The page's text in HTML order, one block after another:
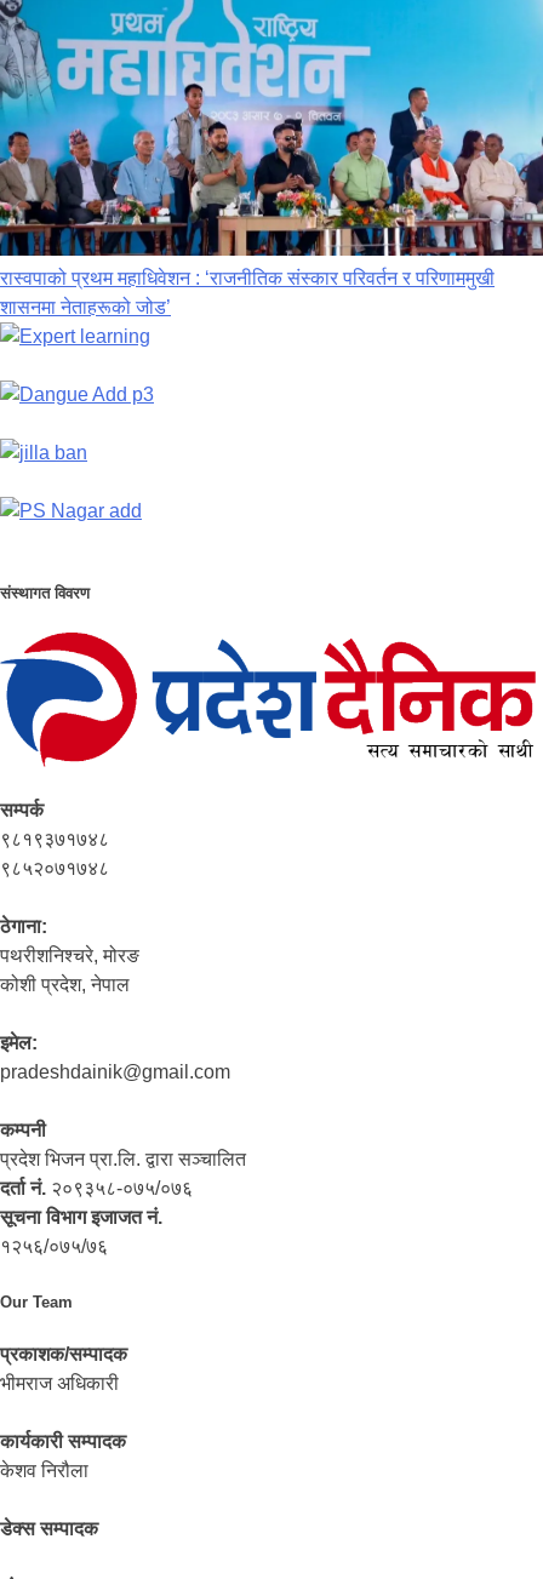
रास्वपाको प्रथम महाधिवेशन : ‘राजनीतिक संस्कार परिवर्तन र परिणाममुखी
शासनमा नेताहरूको जोड’
संस्थागत विवरण
सम्पर्क
९८१९३७१७४८
९८५२०७१७४८
ठेगाना:
पथरीशनिश्‍चरे, मोरङ
कोशी प्रदेश, नेपाल
इमेल:
pradeshdainik@gmail.com
कम्पनी
प्रदेश भिजन प्रा.लि. द्वारा सञ्‍चालित
दर्ता नं. २०९३५८-०७५/०७६
सूचना विभाग इजाजत नं.
१२५६/०७५/७६
Our Team
प्रकाशक/सम्पादक
भीमराज अधिकारी
कार्यकारी सम्पादक
केशव निरौला
डेक्स सम्पादक